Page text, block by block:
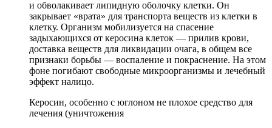
и обволакивает липидную оболочку клетки. Он
закрывает «врата» для транспорта веществ из клетки в
клетку. Организм мобилизуется на спасение
задыхающихся от керосина клеток — прилив крови,
доставка веществ для ликвидации очага, в общем все
признаки борьбы — воспаление и покраснение. На этом
фоне погибают свободные микроорганизмы и лечебный
эффект налицо.
Керосин, особенно с юглоном не плохое средство для
лечения (уничтожения